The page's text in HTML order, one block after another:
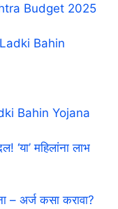
Budget 2025
Ladki Bahin
Bahin Yojana
‘या’ महिलांना लाभ
– अर्ज कसा करावा?